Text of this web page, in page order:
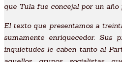
que Tula fue concejal por un año
El texto que presentamos a
sumamente enriquecedor. Sus
inquietudes le caben tanto al